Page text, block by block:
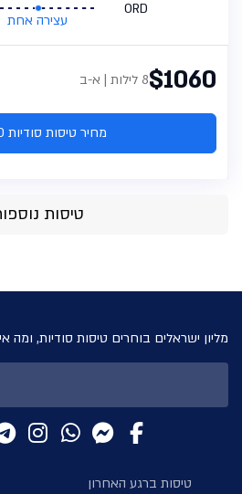
ORD
עצירה אחת
$10608 לילות | א-ב
מחיר טיסות סודיות $1060
טיסות
טיסות ברגע האחרון
מליון ישראלים בוחרים טיסות סודיות, ומה